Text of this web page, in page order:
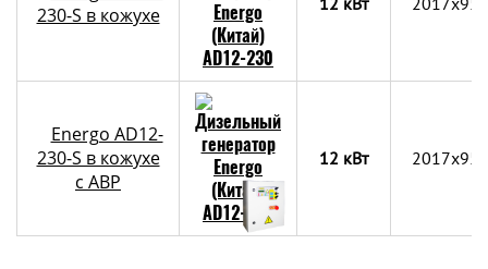
230-S в кожухе
Energo AD12-
230-S в кожухе
с АВР
12 кВт